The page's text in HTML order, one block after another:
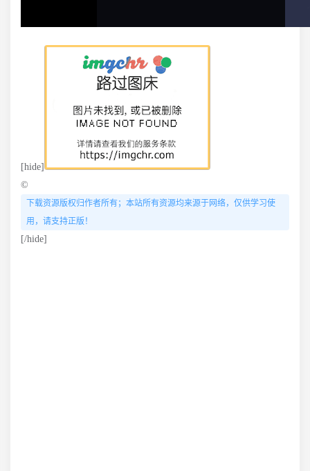
[hide]
©
下载资源版权归作者所有；本站所有资源均来源于网络，仅供学习使
用，请支持正版！
[/hide]